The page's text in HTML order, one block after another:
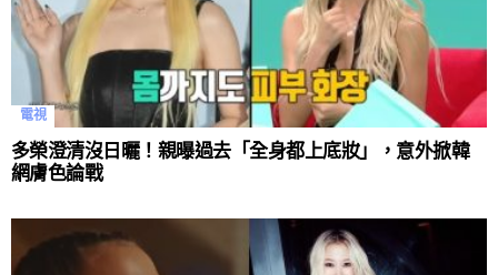
電視
多榮澄清沒日曬！親曝過去「全身都上底妝」，意外掀韓
網膚色論戰